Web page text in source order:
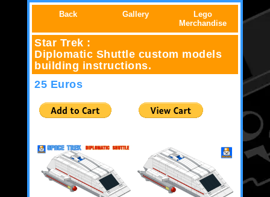
Back Gallery
Lego
Merchandise
Star Trek :
Diplomatic Shuttle custom models
building instructions.
25 Euros